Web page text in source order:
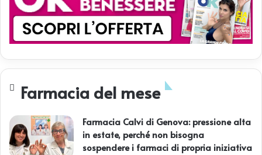
Farmacia del mese
Farmacia Calvi di Genova: pressione alta
in estate, perché non bisogna
sospendere i farmaci di propria iniziativa